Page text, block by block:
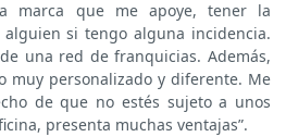
marca que me apoye, tener la
si tengo alguna incidencia.
una red de franquicias. Además,
muy personalizado y diferente. Me
de que no estés sujeto a unos
presenta muchas ventajas”.